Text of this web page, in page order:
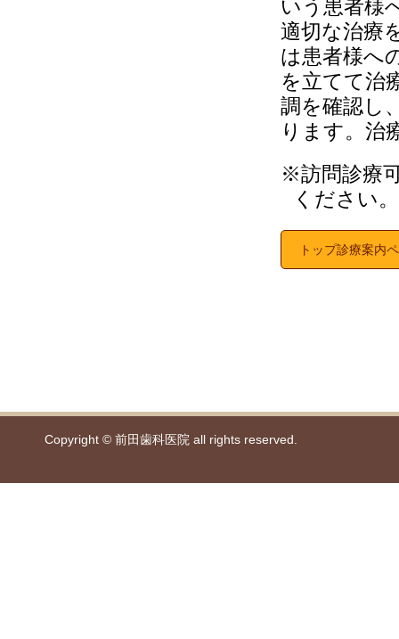
いう患者様
適切な治療
は患者様へ
を立てて治
調を確認し
ります。治
※訪問診療
ください。
トップ診療案内
Copyright © 前田歯科医院 all rights reserved.